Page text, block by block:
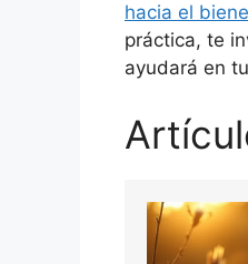
hacia el
práctica, te
ayudará en